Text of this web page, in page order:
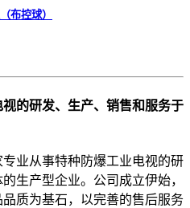
布控球）
的研发、生产、销售和服务于
业从事特种防爆工业电视的研
生产型企业。公司成立伊始，
质为基石，以完善的售后服务